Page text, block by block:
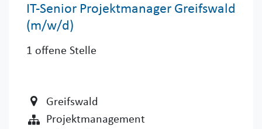
IT-Senior Projektmanager Greifswald
(m/w/d)
1 offene Stelle
Greifswald
Projektmanagement